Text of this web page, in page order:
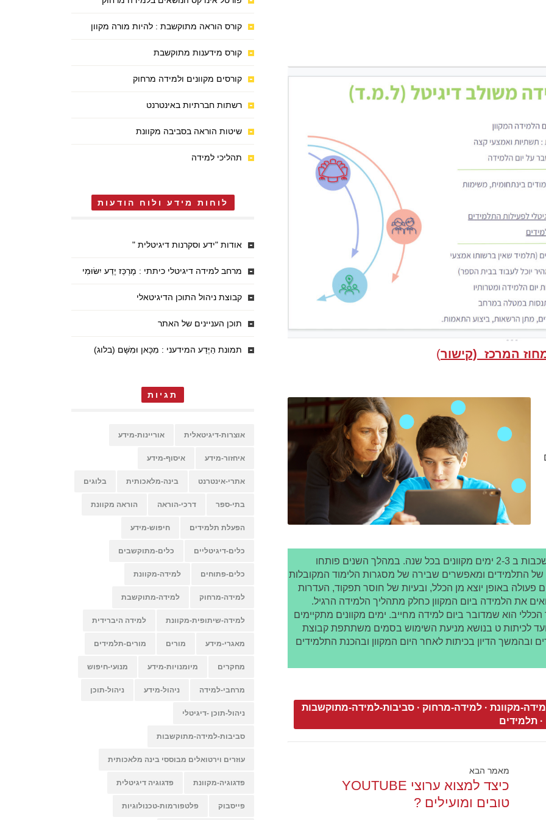
המרכז (קישור)
בחט"ב גוונים בראש העין מתנסים תלמידים בכל השכבות ב 2-3 ימים מקוונים בכל שנה. במהלך השנים פותחו
התלמידים ומאפשרים שבירה של מסגרות הלימוד המקובלות
באופן יוצא מן הכלל, ובעיות של חוסר תפקוד, העדרות
את הלמידה ביום המקוון כחלק מתהליך הלמידה הרגיל.
הוא שמדובר ביום למידה מחייב. ימים מקוונים מתקיימים
לכיתות ט בנושא מניעת השימוש בסמים משתתפת קבוצת
ובהמשך הדיון בכיתות לאחר היום המקוון ובהכנת התלמידים
מקוונת · למידה-מרחוק · סביבות-למידה-מתוקשבות
·תלמידים
מאמר הבא
כיצד למצוא ערוצי YOUTUBE
טובים ומועילים ?
קורס הוראה מתוקשבת : להיות מורה מקוון
קורס מידענות מתוקשבת
קורסים מקוונים ולמידה מרחוק
רשתות חברתיות באינטרנט
שיטות הוראה בסביבה מקוונת
תהליכי למידה
לוחות מידע ולוח הודעות
אודות "ידע וסקרנות דיגיטלית "
מרחב למידה דיגיטלי כיתתי : מֶרְכַּז יֶדַע יִשּׂוּמִי
קבוצת ניהול התוכן הדיגיטאלי
תוכן העניינים של האתר
תמונת הַיֶּדַע המידעני : מִכָּאן וּמִשָּׁם (בלוג)
תגיות
אוצרות-דיגיטאלית אוריינות-מידע
איחזור-מידע איסוף-מידע
אתרי-אינטרנט בינה-מלאכותית בלוגים
בתי-ספר דרכי-הוראה הוראה מקוונת
הפעלת תלמידים חיפוש-מידע
כלים-דיגיטליים כלים-מתוקשבים
כלים-פתוחים למידה-מקוונת
למידה-מרחוק למידה-מתוקשבת
למידה-שיתופית-מקוונת למידה היברידית
מאגרי-מידע מורים מורים-תלמידים
מחקרים מיומנויות-מידע מנועי-חיפוש
מרחבי-למידה ניהול-מידע ניהול-תוכן
ניהול-תוכן -דיגיטלי
סביבות-למידה-מתוקשבות
עוזרים וירטואלים מבוססי בינה מלאכותית
פדגוגיה-מקוונת פדגוגיה דיגיטלית
פייסבוק פלטפורמות-טכנולוגיות